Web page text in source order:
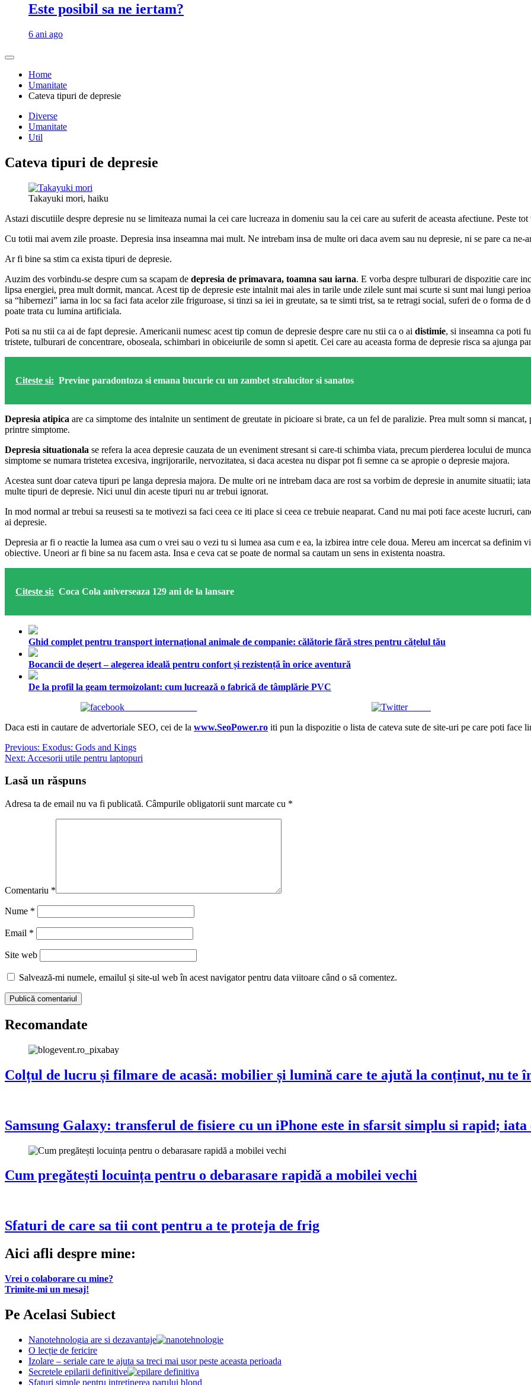
Este posibil sa ne iertam?
6 ani ago
Home
Umanitate
Cateva tipuri de depresie
Diverse
Umanitate
Util
Cateva tipuri de depresie
Takayuki mori, haiku
Astazi discutiile despre depresie nu se limiteaza numai la cei care lucreaza in domeniu sau la cei care au suferit de aceasta afectiune. Peste
Cu totii mai avem zile proaste. Depresia insa inseamna mai mult. Ne intrebam insa de multe ori daca avem sau nu depresie, ni se pare ca ne-
Ar fi bine sa stim ca exista tipuri de depresie.
Auzim des vorbindu-se despre cum sa scapam de depresia de primavara, toamna sau iarna. E vorba despre tulburari de dispozitie care
lipsa energiei, prea mult dormit, mancat. Acest tip de depresie este intalnit mai ales in tarile unde zilele sunt mai scurte si sunt mai lungi
sa “hibernezi” iarna in loc sa faci fata acelor zile friguroase, si tinzi sa iei in greutate, sa te simti trist, sa te retragi social, suferi de o forma de
poate trata cu lumina artificiala.
Poti sa nu stii ca ai de fapt depresie. Americanii numesc acest tip comun de depresie despre care nu stii ca o ai distimie, si inseamna ca poti
tristete, tulburari de concentrare, oboseala, schimbari in obiceiurile de somn si apetit. Cei care au aceasta forma de depresie risca sa ajunga
Citeste si: Previne paradontoza si emana bucurie cu un zambet stralucitor si sanatos
Depresia atipica are ca simptome des intalnite un sentiment de greutate in picioare si brate, ca un fel de paralizie. Prea mult somn si
printre simptome.
Depresia situationala se refera la acea depresie cauzata de un eveniment stresant si care-ti schimba viata, precum pierderea locului de
simptome se numara tristetea excesiva, ingrijorarile, nervozitatea, si daca acestea nu dispar pot fi semne ca se apropie o depresie majora.
Acestea sunt doar cateva tipuri pe langa depresia majora. De multe ori ne intrebam daca are rost sa vorbim de depresie in anumite situatii;
multe tipuri de depresie. Nici unul din aceste tipuri nu ar trebui ignorat.
In mod normal ar trebui sa reusesti sa te motivezi sa faci ceea ce iti place si ceea ce trebuie neaparat. Cand nu mai poti face aceste lucruri,
ai depresie.
Depresia ar fi o reactie la lumea asa cum o vrei sau o vezi tu si lumea asa cum e ea, la izbirea intre cele doua. Mereu am incercat sa definim
obiective. Uneori ar fi bine sa nu facem asta. Insa e ceva cat se poate de normal sa cautam un sens in existenta noastra.
Citeste si: Coca Cola aniverseaza 129 ani de la lansare
Ghid complet pentru transport internațional animale de companie: călătorie fără stres pentru cățelul tău
Bocancii de deșert – alegerea ideală pentru confort și rezistență în orice aventură
De la profil la geam termoizolant: cum lucrează o fabrică de tâmplărie PVC
Tweet
Daca esti in cautare de advertoriale SEO, cei de la www.SeoPower.ro iti pun la dispozitie o lista de cateva sute de site-uri pe care poti face
Navigare
în
articole
Previous: Exodus: Gods and Kings
Next: Accesorii utile pentru laptopuri
Lasă un răspuns
Adresa ta de email nu va fi publicată. Câmpurile obligatorii sunt marcate cu *
Comentariu *
Nume *
Email *
Site web
Salvează-mi numele, emailul și site-ul web în acest navigator pentru data viitoare când o să comentez.
Recomandate
Colțul de lucru și filmare de acasă: mobilier și lumină care te ajută la conținut, nu te
Samsung Galaxy: transferul de fisiere cu un iPhone este in sfarsit simplu si rapid;
Cum pregătești locuința pentru o debarasare rapidă a mobilei vechi
Sfaturi de care sa tii cont pentru a te proteja de frig
Aici afli despre mine:
Vrei o colaborare cu mine?
Trimite-mi un mesaj!
Pe Acelasi Subiect
Nanotehnologia are si dezavantaje
O lecție de fericire
Izolare – seriale care te ajuta sa treci mai usor peste aceasta perioada
Secretele epilarii definitive
Sfaturi simple pentru intretinerea parului blond